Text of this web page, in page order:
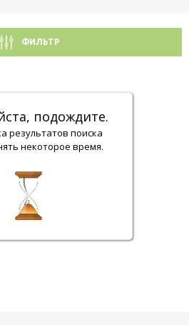
ФИЛЬТР
подождите.
результатов поиска
некоторое время.